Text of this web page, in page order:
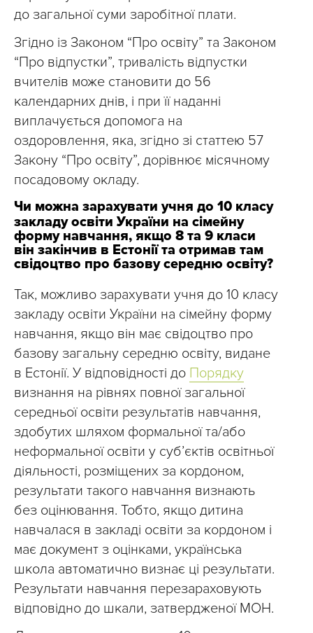
до загальної суми заробітної плати.
Згідно із Законом “Про освіту” та Законом
“Про відпустки”, тривалість відпустки
вчителів може становити до 56
календарних днів, і при її наданні
виплачується допомога на
оздоровлення, яка, згідно зі статтею 57
Закону “Про освіту”, дорівнює місячному
посадовому окладу.
Чи можна зарахувати учня до 10 класу
закладу освіти України на сімейну
форму навчання, якщо 8 та 9 класи
він закінчив в Естонії та отримав там
свідоцтво про базову середню освіту?
Так, можливо зарахувати учня до 10 класу
закладу освіти України на сімейну форму
навчання, якщо він має свідоцтво про
базову загальну середню освіту, видане
в Естонії. У відповідності до Порядку
визнання на рівнях повної загальної
середньої освіти результатів навчання,
здобутих шляхом формальної та/або
неформальної освіти у суб’єктів освітньої
діяльності, розміщених за кордоном,
результати такого навчання визнають
без оцінювання. Тобто, якщо дитина
навчалася в закладі освіти за кордоном і
має документ з оцінками, українська
школа автоматично визнає ці результати.
Результати навчання перезараховують
відповідно до шкали, затвердженої МОН.